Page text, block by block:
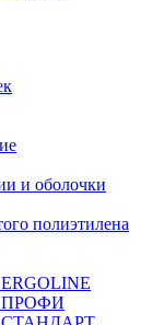
и оболочки
полиэтилена
ПРОФИ